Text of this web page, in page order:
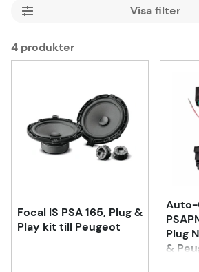
Filtrera
4 produkter
Focal IS PSA 165, Plug &
Play kit till Peugeot
Plug
&